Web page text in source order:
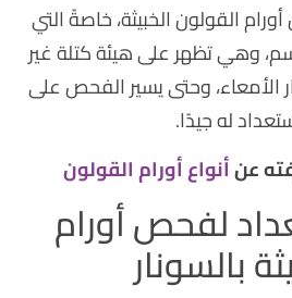
القولون الخبيثة، خاصةً التي
يزيد قطرها عن 10 سم، وهي تظهر على هيئة كتلة غير
وحتى يسير الفحص على
له جيدًا.
عنأنواع أورام القولون
لفحص أورام
بالسونار